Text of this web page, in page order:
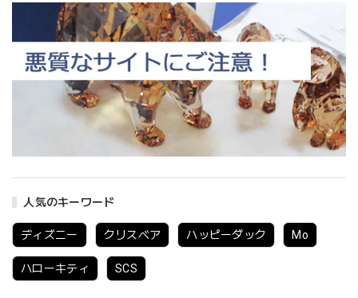
人気のキーワード
ディズニー クリスベア ハッピーダック Mo
ハローキティ SCS